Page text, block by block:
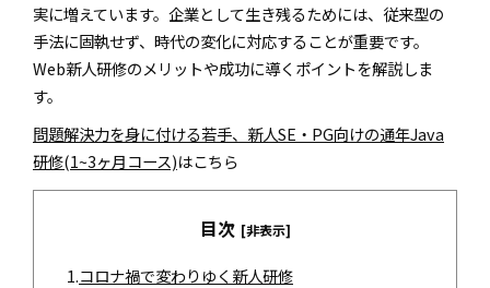
実に増えています。企業として生き残るためには、従来型の
手法に固執せず、時代の変化に対応することが重要です。
Web新人研修のメリットや成功に導くポイントを解説しま
す。
問題解決力を身に付ける若手、新人SE・PG向けの通年Java
研修(1~3ヶ月コース)はこちら
目次 [非表示]
1.コロナ禍で変わりゆく新人研修